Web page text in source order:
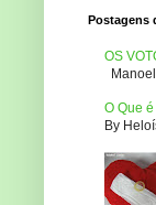
Postagens
OS
O Que
By